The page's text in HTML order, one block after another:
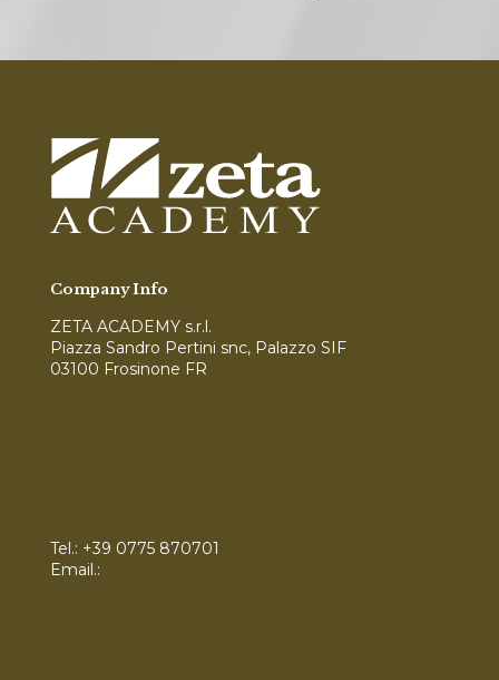
Company Info
ZETA ACADEMY s.r.l.
Piazza Sandro Pertini snc, Palazzo SIF
03100 Frosinone FR
Tel.: +39 0775 870701
Email.: